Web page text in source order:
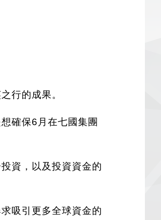
行的成果。
確保6月在七國集團
資，以及投資資金的
吸引更多全球資金的